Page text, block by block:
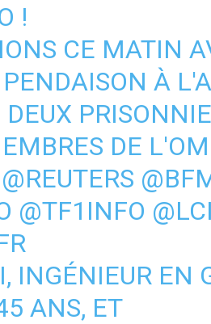
!
CE MATIN
À
DE
@REUTERS
@TF1INFO @LCI
INGÉNIEUR EN
ANS, ET